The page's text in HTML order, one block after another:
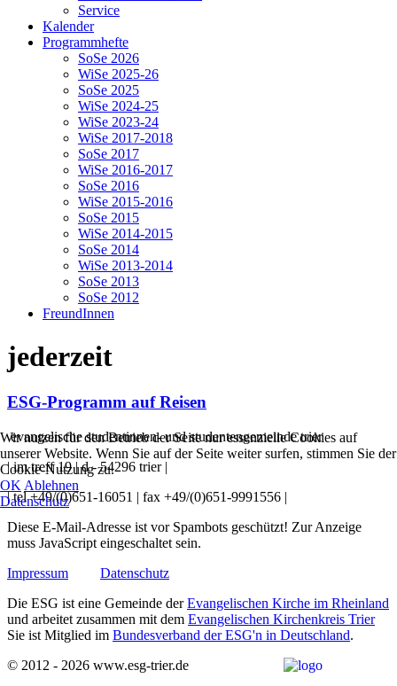
Service
Kalender
Programmhefte
SoSe 2026
WiSe 2025-26
SoSe 2025
WiSe 2024-25
WiSe 2023-24
WiSe 2017-2018
SoSe 2017
WiSe 2016-2017
SoSe 2016
WiSe 2015-2016
SoSe 2015
WiSe 2014-2015
SoSe 2014
WiSe 2013-2014
SoSe 2013
SoSe 2012
FreundInnen
jederzeit
ESG-Programm auf Reisen
evangelische studentinnen- und studentengemeinde trier
| im treff 19 | d - 54296 trier |
| tel +49/(0)651-16051 | fax +49/(0)651-9991556 |
Diese E-Mail-Adresse ist vor Spambots geschützt! Zur Anzeige
muss JavaScript eingeschaltet sein.
Impressum
Datenschutz
Die ESG ist eine Gemeinde derEvangelischen Kirche im Rheinland
und arbeitet zusammen mit dem Evangelischen Kirchenkreis Trier
Sie ist Mitglied im Bundesverband der ESG'n in Deutschland.
© 2012 - 2026 www.esg-trier.de
Wir nutzen für den Betrieb der Seite nur essenzielle Cookies auf
unserer Website. Wenn Sie auf der Seite weiter surfen, stimmen Sie der
Cookie-Nutzung zu.
OK Ablehnen
Datenschutz